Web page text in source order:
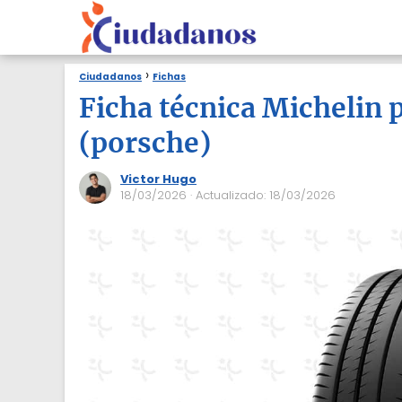
Ciudadanos Fichas
Ficha técnica Michelin
(porsche)
Victor Hugo
18/03/2026 · Actualizado: 18/03/2026